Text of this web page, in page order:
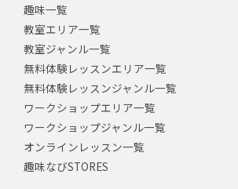
趣味一覧
教室エリア一覧
教室ジャンル一覧
無料体験レッスンエリア一覧
無料体験レッスンジャンル一覧
ワークショップエリア一覧
ワークショップジャンル一覧
オンラインレッスン一覧
趣味なびSTORES